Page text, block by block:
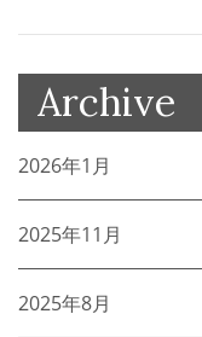
Archive
2026年1月
2025年11月
2025年8月